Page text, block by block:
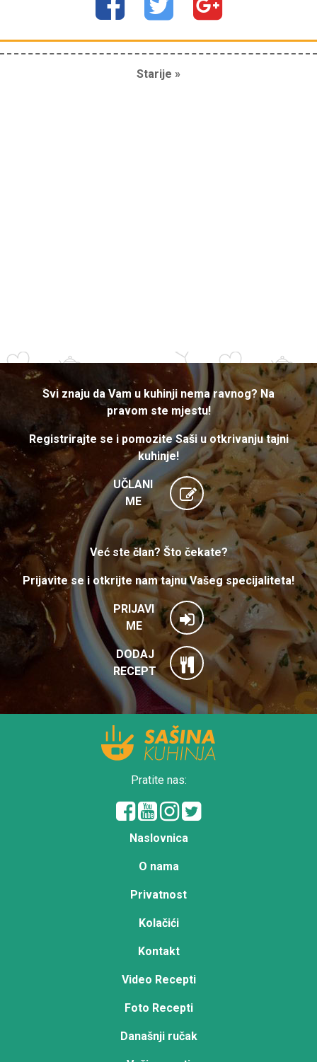
Starije »
Svi znaju da Vam u kuhinji nema ravnog? Na
pravom ste mjestu!
Registrirajte se i pomozite Saši u otkrivanju tajni
kuhinje!
UČLANI
ME
Već ste član? Što čekate?
Prijavite se i otkrijte nam tajnu Vašeg specijaliteta!
PRIJAVI
ME
DODAJ
RECEPT
Pratite nas:
Naslovnica
O nama
Privatnost
Kolačići
Kontakt
Video Recepti
Foto Recepti
Današnji ručak